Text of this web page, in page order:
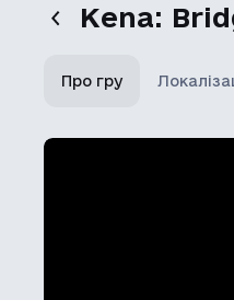
Kena:
Про гру